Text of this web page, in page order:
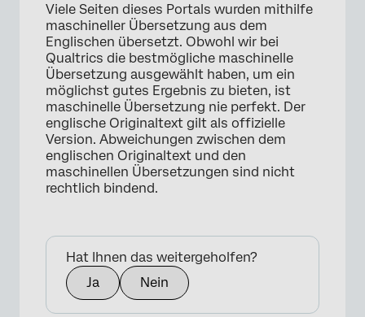
Viele Seiten dieses Portals wurden mithilfe
maschineller Übersetzung aus dem
Englischen übersetzt. Obwohl wir bei
Qualtrics die bestmögliche maschinelle
Übersetzung ausgewählt haben, um ein
möglichst gutes Ergebnis zu bieten, ist
maschinelle Übersetzung nie perfekt. Der
englische Originaltext gilt als offizielle
Version. Abweichungen zwischen dem
englischen Originaltext und den
maschinellen Übersetzungen sind nicht
rechtlich bindend.
Hat Ihnen das weitergeholfen?
Ja
Nein